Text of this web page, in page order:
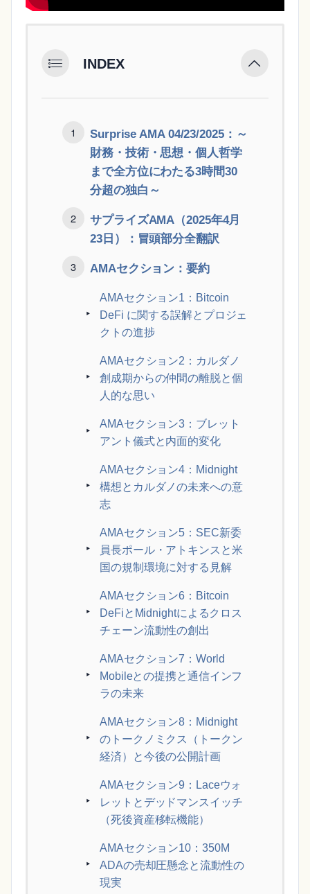
INDEX
Surprise AMA 04/23/2025：～
財務・技術・思想・個人哲学
まで全方位にわたる3時間30
分超の独白～
サプライズAMA（2025年4月
23日）：冒頭部分全翻訳
AMAセクション：要約
AMAセクション1：Bitcoin
DeFi に関する誤解とプロジェ
クトの進捗
AMAセクション2：カルダノ
創成期からの仲間の離脱と個
人的な思い
AMAセクション3：ブレット
アント儀式と内面的変化
AMAセクション4：Midnight
構想とカルダノの未来への意
志
AMAセクション5：SEC新委
員長ポール・アトキンスと米
国の規制環境に対する見解
AMAセクション6：Bitcoin
DeFiとMidnightによるクロス
チェーン流動性の創出
AMAセクション7：World
Mobileとの提携と通信インフ
ラの未来
AMAセクション8：Midnight
のトークノミクス（トークン
経済）と今後の公開計画
AMAセクション9：Laceウォ
レットとデッドマンスイッチ
（死後資産移転機能）
AMAセクション10：350M
ADAの売却圧懸念と流動性の
現実